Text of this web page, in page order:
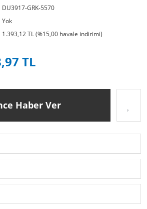
DU3917-GRK-5570
Yok
1.393,12 TL (%15,00 havale indirimi)
TL
Haber Ver